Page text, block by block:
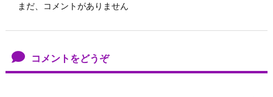
まだ、コメントがありません
コメントをどうぞ